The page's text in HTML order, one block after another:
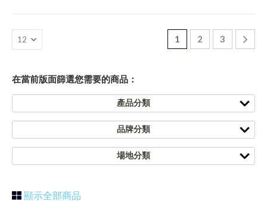
1 2 3
在當前版面篩選您需要的商品：
產品分類
品牌分類
場地分類
顯示全部商品